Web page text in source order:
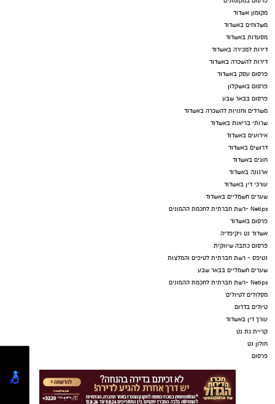
מקומון אשדוד
משלוחים באשדוד
מסעדות באשדוד
דירות למכירה באשדוד
דירות להשכרה באשדוד
פרסום עסק באשדוד
פרסום באשקלון
פרסום בבאר שבע
משרדים וחנויות להשכרה באשדוד
שרותי בריאות באשדוד
אירועים באשדוד
דרושים באשדוד
חוגים באשדוד
ארנונה באשדוד
עורכי דין באשדוד
שערים חשמליים באשדוד
Netips -רשת חברתית לחכמת ההמונים
פרסום באשדוד
אשדוד נט ויקיפדיה
פרסום כתבה שיווקית
נטיפס - רשת חברתית לטיפים והמלצות
שערים חשמליים בבאר שבע
Netips -רשת חברתית לחכמת ההמונים
מסלולים לטיולים
טיולים בדרום
עורך דין באשדוד
קריית גת נט
חולון נט
פרסום